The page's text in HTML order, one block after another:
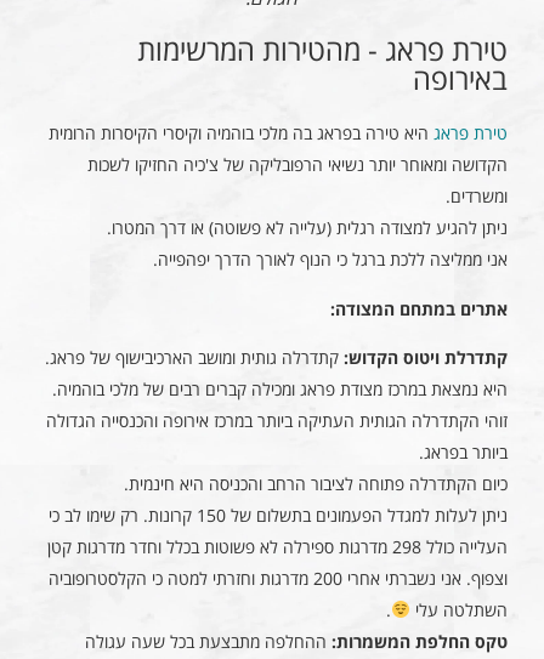
טירת פראג - מהטירות המרשימות
באירופה
טירת פראג היא טירה בפראג בה מלכי בוהמיה וקיסרי הקיסרות הרומית
הקדושה ומאוחר יותר נשיאי הרפובליקה של צ'כיה החזיקו לשכות
ומשרדים.
ניתן להגיע למצודה רגלית (עלייה לא פשוטה) או דרך המטרו.
אני ממליצה ללכת ברגל כי הנוף לאורך הדרך יפהפייה.
אתרים במתחם המצודה:
קתדרלת ויטוס הקדוש: קתדרלה גותית ומושב הארכיבישוף של פראג.
היא נמצאת במרכז מצודת פראג ומכילה קברים רבים של מלכי בוהמיה.
זוהי הקתדרלה הגותית העתיקה ביותר במרכז אירופה והכנסייה הגדולה
ביותר בפראג.
כיום הקתדרלה פתוחה לציבור הרחב והכניסה היא חינמית.
ניתן לעלות למגדל הפעמונים בתשלום של 150 קרונות. רק שימו לב כי
העלייה כולל 298 מדרגות ספירלה לא פשוטות בכלל וחדר מדרגות קטן
וצפוף. אני נשברתי אחרי 200 מדרגות וחזרתי למטה כי הקלסטרופוביה
השתלטה עלי
.
טקס החלפת המשמרות: ההחלפה מתבצעת בכל שעה עגולה